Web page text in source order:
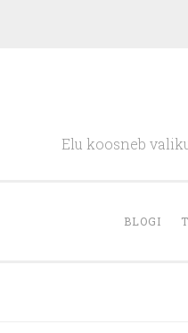
Elu koosneb
BLOGI